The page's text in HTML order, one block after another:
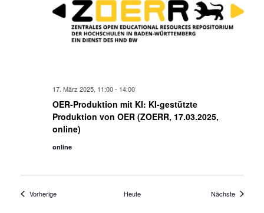
OER-Produktion mit KI: KI-gestützte
Produktion von OER (ZOERR, 17.03.2025,
online)
17. März 2025, 11:00- 14:00
online
VorherigeVeranstaltungen Heute Nächste